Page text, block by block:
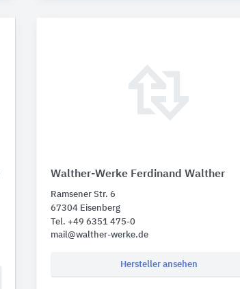
Walther-Werke Ferdinand Walther
Ramsener Str. 6
67304 Eisenberg
Tel. +49 6351 475-0
mail@walther-werke.de
Hersteller ansehen